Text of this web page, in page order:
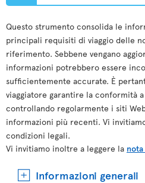
Questo strumento consolida le
principali requisiti di viaggio delle
riferimento. Sebbene vengano
informazioni potrebbero essere
sufficientemente accurate. È
viaggiatore garantire la conformità
controllando regolarmente i siti
informazioni più recenti. Vi
condizioni legali.
Vi invitiamo inoltre a leggere la
Informazioni generali